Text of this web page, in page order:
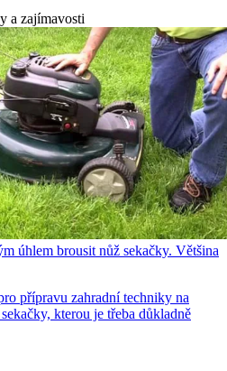
a zajímavosti
úhlem brousit nůž sekačky. Většina
přípravu zahradní techniky na
kterou je třeba důkladně